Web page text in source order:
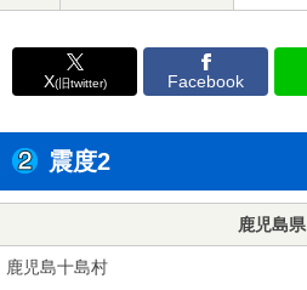
X(旧twitter) Facebook
震度2
鹿児島県
鹿児島十島村